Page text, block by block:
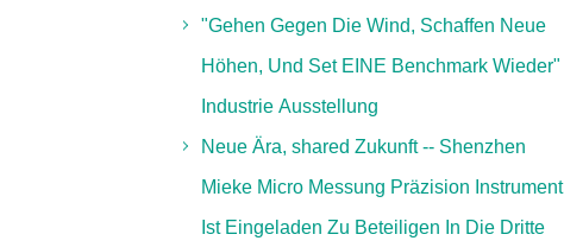
"Gehen Gegen Die Wind, Schaffen Neue
Höhen, Und Set EINE Benchmark Wieder"
Industrie Ausstellung
Neue Ära, shared Zukunft -- Shenzhen
Mieke Micro Messung Präzision Instrument
Ist Eingeladen Zu Beteiligen In Die Dritte